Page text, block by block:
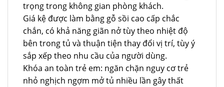
trọng trong không gian phòng khách.
Giá kệ được làm bằng gỗ sồi cao cấp chắc
chắn, có khả năng giãn nở tùy theo nhiệt độ
bên trong tủ và thuận tiện thay đổi vị trí, tùy ý
sắp xếp theo nhu cầu của người dùng.
Khóa an toàn trẻ em: ngăn chặn nguy cơ trẻ
nhỏ nghịch ngợm mở tủ nhiều lần gây thất